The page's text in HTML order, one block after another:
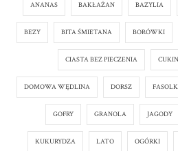
ANANAS BAKŁAŻAN BAZYLIA
BEZY BITA ŚMIETANA BORÓWKI
CIASTA BEZ PIECZENIA
DOMOWA WĘDLINA DORSZ
GOFRY GRANOLA JAGODY
KUKURYDZA LATO OGÓRKI